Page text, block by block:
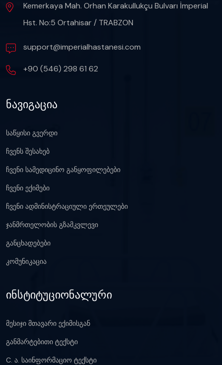
Kemerkaya Mah. Orhan Karakullukçu Bulvarı İmperial
Hst. No:5 Ortahisar / TRABZON
support@imperialhastanesi.com
+90 (546) 298 61 62
ნავიგაცია
საწყისი გვერდი
ჩვენს შესახებ
ჩვენი სამედიცინო განყოფილებები
ჩვენი ექიმები
ჩვენი ადმინისტრაციული ერთეულები
ჯანმრთელობის გზამკვლევი
განცხადებები
კომუნიკაცია
ინსტიტუციონალური
მესიჯი მთავარი ექიმისგან
განმარტებითი ტექსტი
C. ა. საინფორმაციო ტექსტი